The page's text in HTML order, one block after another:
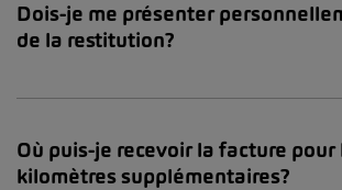
Dois-je me présenter
de la restitution?
Où puis-je recevoir la facture pour
kilomètres supplémentaires?